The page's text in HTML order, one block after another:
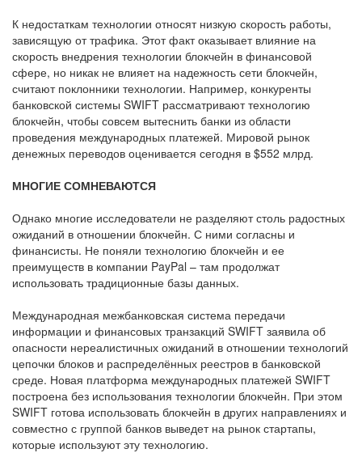
К недостаткам технологии относят низкую скорость работы,
зависящую от трафика. Этот факт оказывает влияние на
скорость внедрения технологии блокчейн в финансовой
сфере, но никак не влияет на надежность сети блокчейн,
считают поклонники технологии. Например, конкуренты
банковской системы SWIFT рассматривают технологию
блокчейн, чтобы совсем вытеснить банки из области
проведения международных платежей. Мировой рынок
денежных переводов оценивается сегодня в $552 млрд.
МНОГИЕ СОМНЕВАЮТСЯ
Однако многие исследователи не разделяют столь радостных
ожиданий в отношении блокчейн. С ними согласны и
финансисты. Не поняли технологию блокчейн и ее
преимуществ в компании PayPal – там продолжат
использовать традиционные базы данных.
Международная межбанковская система передачи
информации и финансовых транзакций SWIFT заявила об
опасности нереалистичных ожиданий в отношении технологий
цепочки блоков и распределённых реестров в банковской
среде. Новая платформа международных платежей SWIFT
построена без использования технологии блокчейн. При этом
SWIFT готова использовать блокчейн в других направлениях и
совместно с группой банков выведет на рынок стартапы,
которые используют эту технологию.